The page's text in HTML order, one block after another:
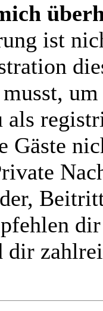
ist
als
Gäste
dir